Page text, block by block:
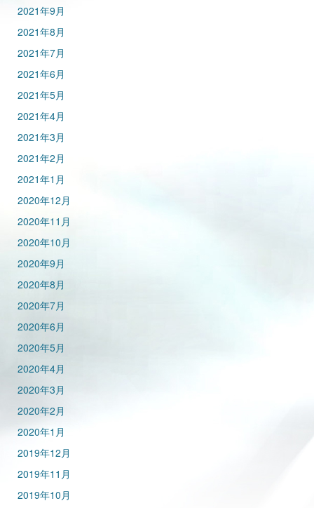
2021年9月
2021年8月
2021年7月
2021年6月
2021年5月
2021年4月
2021年3月
2021年2月
2021年1月
2020年12月
2020年11月
2020年10月
2020年9月
2020年8月
2020年7月
2020年6月
2020年5月
2020年4月
2020年3月
2020年2月
2020年1月
2019年12月
2019年11月
2019年10月